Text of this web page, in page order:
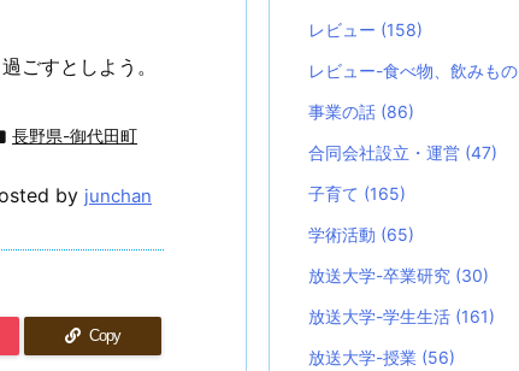
ごすとしよう。
長野県-御代田町
by junchan
Copy
レビュー (158)
レビュー-食べ物、飲みもの
事業の話 (86)
合同会社設立・運営 (47)
子育て (165)
学術活動 (65)
放送大学-卒業研究 (30)
放送大学-学生生活 (161)
放送大学-授業 (56)